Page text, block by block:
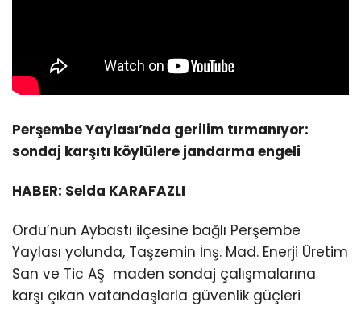
Perşembe Yaylası’nda gerilim tırmanıyor:
sondaj karşıtı köylülere jandarma engeli
HABER: Selda KARAFAZLI
Ordu’nun Aybastı ilçesine bağlı Perşembe
Yaylası yolunda, Taşzemin İnş. Mad. Enerji Üretim
San ve Tic AŞ maden sondaj çalışmalarına
karşı çıkan vatandaşlarla güvenlik güçleri